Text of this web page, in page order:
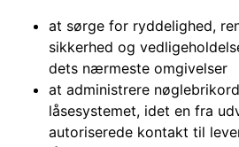
at sørge for ryddelighed,
sikkerhed og
dets nærmeste omgivelser
at administrere
låsesystemet, idet en fra
autoriserede kontakt til